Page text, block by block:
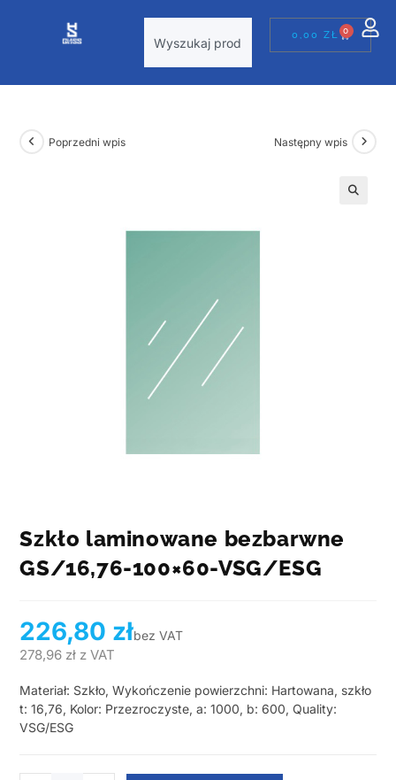
0,00ZŁ 0
Poprzedni wpis Następny wpis
Szkło laminowane bezbarwne
GS/16,76-100×60-VSG/ESG
226,80 złbez VAT
278,96 zł z VAT
Materiał: Szkło, Wykończenie powierzchni: Hartowana, szkło
t: 16,76, Kolor: Przezroczyste, a: 1000, b: 600, Quality:
VSG/ESG